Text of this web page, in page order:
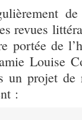
revues
portée de
Louise
un projet
: